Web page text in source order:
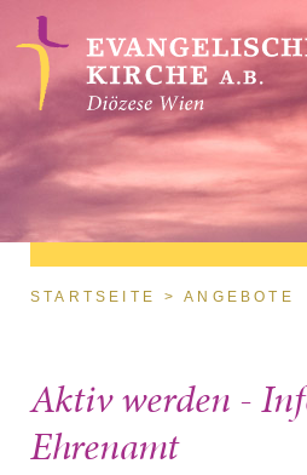
Direkt zum Inhalt
Sie sind hier
STARTSEITE ANGEBOTE
Aktiv werden -
Ehrenamt